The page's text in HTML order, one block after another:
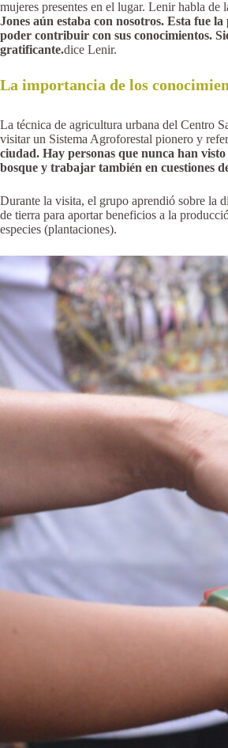
mujeres presentes en el lugar. Lenir habla
Jones aún estaba con nosotros. Esta fue
poder contribuir con sus conocimientos.
gratificante.dice Lenir.
La importancia de los
La técnica de agricultura urbana del Centro
visitar un Sistema Agroforestal pionero y
ciudad. Hay personas que nunca han
bosque y trabajar también en cuestiones
Durante la visita, el grupo aprendió sobre la
de tierra para aportar beneficios a la
especies (plantaciones).